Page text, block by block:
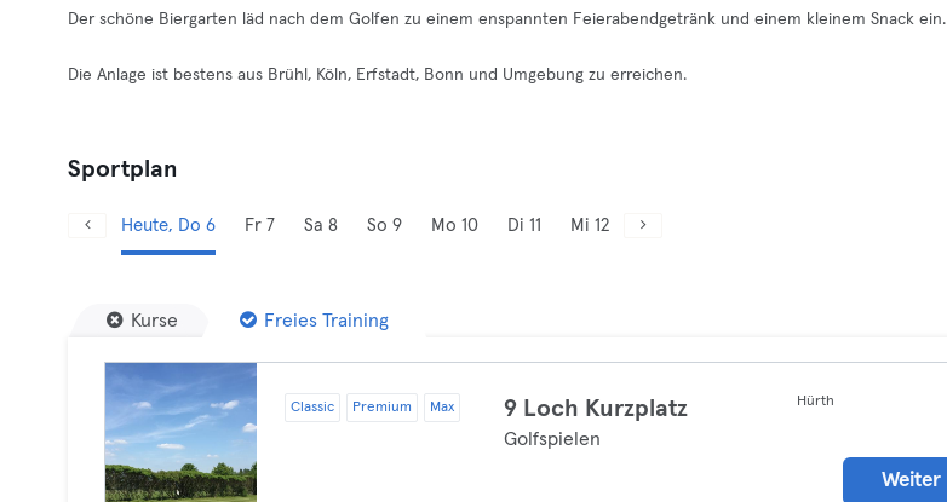
Der schöne Biergarten läd nach dem Golfen zu einem enspannten Feierabendgetränk und einem kleinem Snack ein.
Die Anlage ist bestens aus Brühl, Köln, Erfstadt, Bonn und Umgebung zu erreichen.
Sportplan
Heute, Do 6 Fr 7 Sa 8 So 9 Mo 10 Di 11 Mi 12
Kurse Freies Training
Classic Premium Max 9 Loch Kurzplatz
Golfspielen
Hürth
Weiter